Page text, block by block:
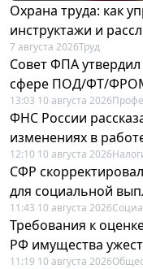
Охрана труда: как
инструктажи и
7 августа 2026Труд
Совет ФПА
сфере ПОД/ФТ/
13:03 10 августа 2026
ФНС России
изменениях в
12:10 10 августа 2026
СФР
для социальной
11:43 10 августа 2026
Требования к
РФ имущества
11:19 10 августа 2026